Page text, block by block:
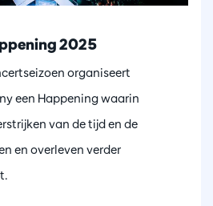
2025
organiseert
een Happening waarin
van de tijd en de
en overleven verder